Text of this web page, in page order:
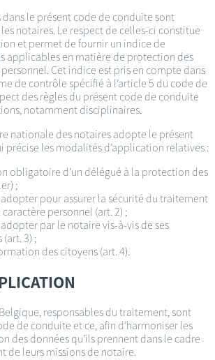
dans le présent code de conduite sont
notaires. Le respect de celles-ci constitue
et permet de fournir un indice de
applicables en matière de protection des
Cet indice est pris en compte dans
de contrôle spécifié à l’article 5 du code de
des règles du présent code de conduite
notamment disciplinaires.
nationale des notaires adopte le présent
précise les modalités d’application relatives :
obligatoire d’un délégué à la protection des
;
adopter pour assurer la sécurité du traitement
personnel (art. 2) ;
adopter par le notaire vis-à-vis de ses
3) ;
des citoyens (art. 4).
responsables du traitement, sont
de conduite et ce, afin d’harmoniser les
des données qu’ils prennent dans le cadre
de leurs missions de notaire.